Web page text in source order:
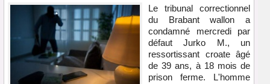
Le tribunal correctionnel
du Brabant wallon a
condamné mercredi par
défaut Jurko M., un
ressortissant croate âgé
de 39 ans, à 18 mois de
prison ferme. L'homme